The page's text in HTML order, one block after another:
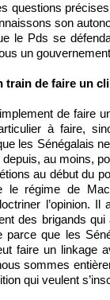
questions
son
le Pds se
un
train de faire un
de faire
à faire,
les Sénégalais
au moins,
au début du
le régime de
l’opinion.
des brigands
parce que les
faire un linkage
sommes
qui veulent